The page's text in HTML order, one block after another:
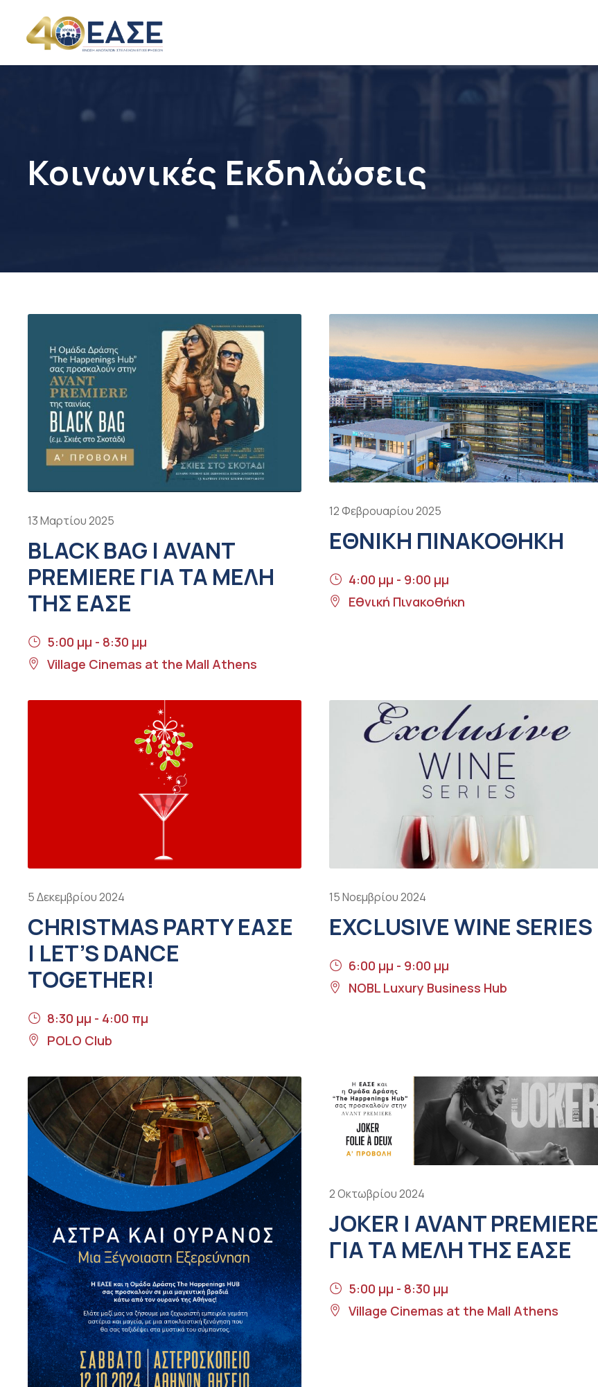
Κοινωνικές Εκδηλώσεις
13 Μαρτίου 2025
BLACK BAG | AVANT
PREMIERE ΓΙΑ ΤΑ ΜΈΛΗ
ΤΗΣ ΕΑΣΕ
5:00 μμ - 8:30 μμ
Village Cinemas at the Mall Athens
12 Φεβρουαρίου 2025
ΕΘΝΙΚΗ ΠΙΝΑΚΟΘΗΚΗ
4:00 μμ - 9:00 μμ
Εθνική Πινακοθήκη
5 Δεκεμβρίου 2024
CHRISTMAS PARTY ΕΑΣΕ
| LET’S DANCE
TOGETHER!
8:30 μμ - 4:00 πμ
POLO Club
15 Νοεμβρίου 2024
EXCLUSIVE WINE SERIES
6:00 μμ - 9:00 μμ
NOBL Luxury Business Hub
2 Οκτωβρίου 2024
JOKER | AVANT PREMIERE
ΓΙΑ ΤΑ ΜΈΛΗ ΤΗΣ ΕΑΣΕ
5:00 μμ - 8:30 μμ
Village Cinemas at the Mall Athens